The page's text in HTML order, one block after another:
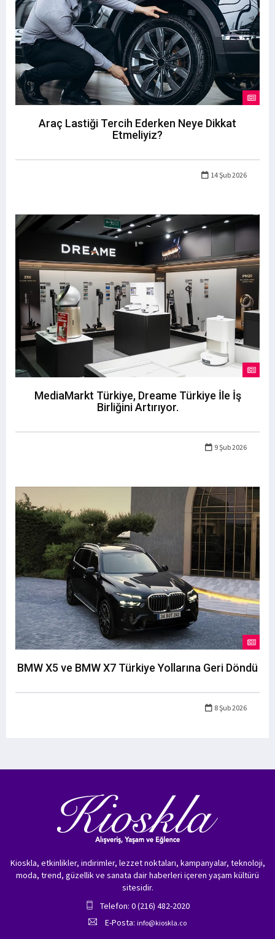
Araç Lastiği Tercih Ederken Neye Dikkat
Etmeliyiz?
14 Şub 2026
MediaMarkt Türkiye, Dreame Türkiye İle İş
Birliğini Artırıyor.
9 Şub 2026
BMW X5 ve BMW X7 Türkiye Yollarına Geri Döndü
8 Şub 2026
Kioskla, etkinlikler, indirimler, lezzet noktaları, kampanyalar, teknoloji,
moda, trend, güzellik ve sanata dair haberleri içeren yaşam kültürü
sitesidir.
Telefon: 0 (216) 482-2020
E-Posta: info@kioskla.co